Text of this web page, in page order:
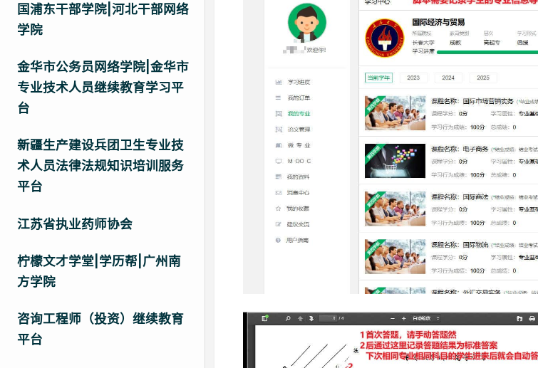
国浦东干部学院|河北干部网络
学院
金华市公务员网络学院|金华市
专业技术人员继续教育学习平
台
新疆生产建设兵团卫生专业技
术人员法律法规知识培训服务
平台
江苏省执业药师协会
柠檬文才学堂|学历帮|广州南
方学院
咨询工程师（投资）继续教育
平台